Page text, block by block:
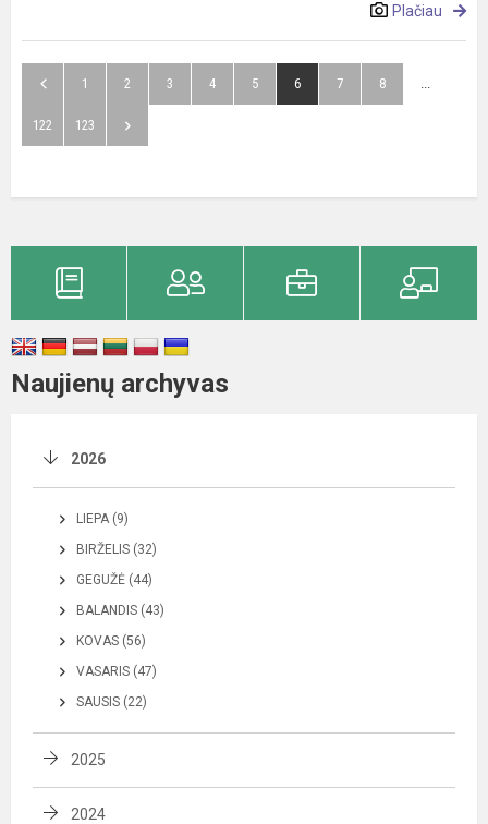
Plačiau
1 2 3 4 5 6 7 8 ...
122 123
Naujienų archyvas
2026
LIEPA (9)
BIRŽELIS (32)
GEGUŽĖ (44)
BALANDIS (43)
KOVAS (56)
VASARIS (47)
SAUSIS (22)
2025
2024